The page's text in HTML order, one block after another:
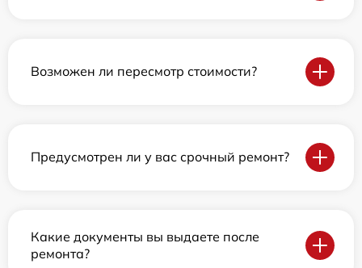
Возможен ли пересмотр стоимости?
Предусмотрен ли у вас срочный ремонт?
Какие документы вы выдаете после
ремонта?